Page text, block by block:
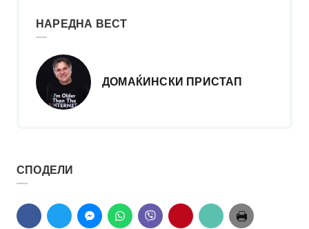
НАРЕДНА ВЕСТ
ДОМАЌИНСКИ ПРИСТАП
СПОДЕЛИ